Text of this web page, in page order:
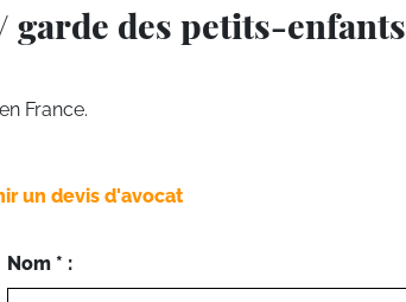
garde des petits-enfants
France.
un devis d'avocat
Nom * :